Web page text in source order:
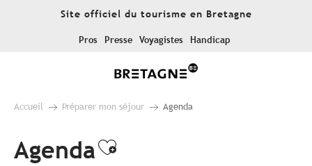
Site officiel du tourisme en Bretagne
Pros Presse Voyagistes Handicap
Accueil Préparer mon séjour Agenda
AgendaAjouter aux favoris